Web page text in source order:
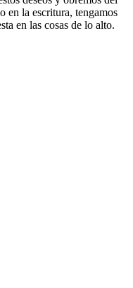
en la escritura, tengamos
en las cosas de lo alto.